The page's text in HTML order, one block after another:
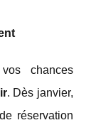
chances
. Dès janvier,
réservation